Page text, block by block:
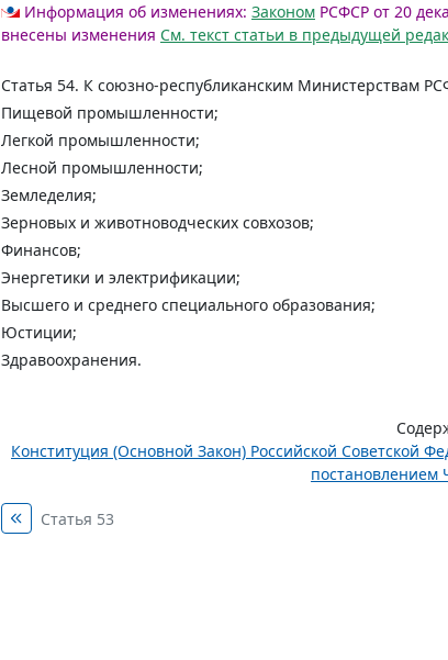
Информация об изменениях: Законом РСФСР от 20
внесены изменения См. текст статьи в предыдущей
Статья 54. К союзно-республиканским Министерствам
Пищевой промышленности;
Легкой промышленности;
Лесной промышленности;
Земледелия;
Зерновых и животноводческих совхозов;
Финансов;
Энергетики и электрификации;
Высшего и среднего специального образования;
Юстиции;
Здравоохранения.
Конституция (Основной Закон) Российской Советской
постановлением
Статья 53